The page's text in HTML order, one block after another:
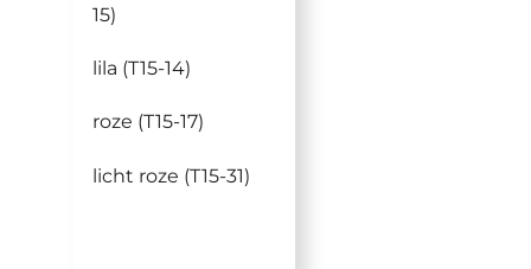
15)
lila (T15-14)
roze (T15-17)
licht roze (T15-31)